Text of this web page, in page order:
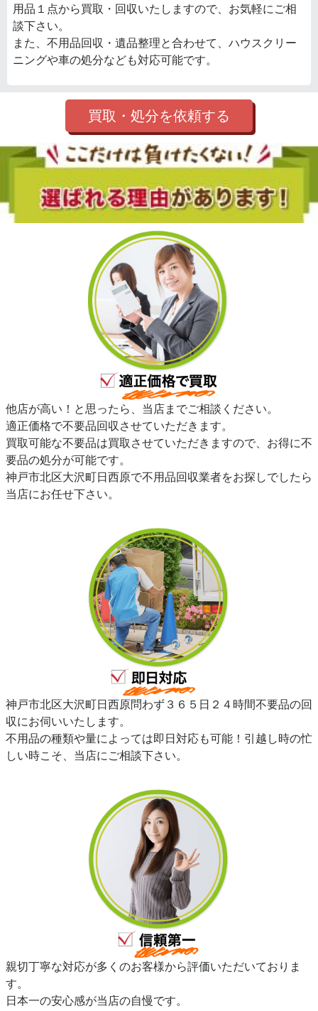
用品１点から買取・回収いたしますので、お気軽にご相
談下さい。
また、不用品回収・遺品整理と合わせて、ハウスクリー
ニングや車の処分なども対応可能です。
買取・処分を依頼する
他店が高い！と思ったら、当店までご相談ください。
適正価格で不要品回収させていただきます。
買取可能な不要品は買取させていただきますので、お得に不
要品の処分が可能です。
神戸市北区大沢町日西原で不用品回収業者をお探しでしたら
当店にお任せ下さい。
神戸市北区大沢町日西原問わず３６５日２４時間不要品の回
収にお伺いいたします。
不用品の種類や量によっては即日対応も可能！引越し時の忙
しい時こそ、当店にご相談下さい。
親切丁寧な対応が多くのお客様から評価いただいておりま
す。
日本一の安心感が当店の自慢です。